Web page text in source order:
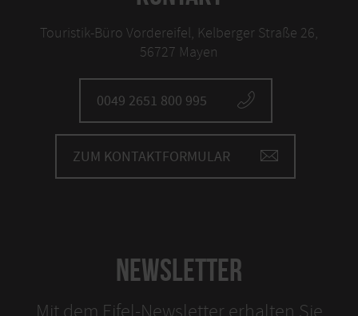
Touristik-Büro Vordereifel, Kelberger Straße 26,
56727 Mayen
0049 2651 800 995
ZUM KONTAKTFORMULAR
NEWSLETTER
Mit dem Eifel-Newsletter erhalten Sie